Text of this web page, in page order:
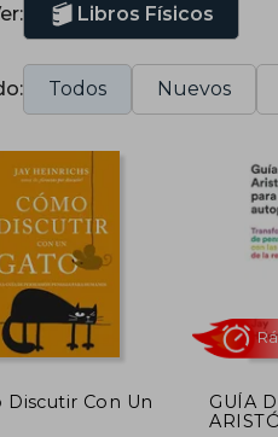
Libros Físicos
Todos Nuevos
Discutir Con Un
GUÍA